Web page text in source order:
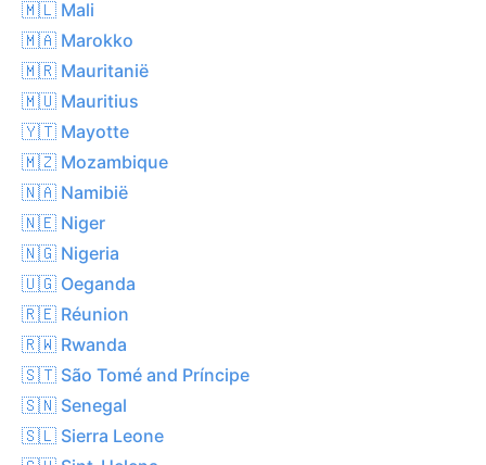
🇲🇱 Mali
🇲🇦 Marokko
🇲🇷 Mauritanië
🇲🇺 Mauritius
🇾🇹 Mayotte
🇲🇿 Mozambique
🇳🇦 Namibië
🇳🇪 Niger
🇳🇬 Nigeria
🇺🇬 Oeganda
🇷🇪 Réunion
🇷🇼 Rwanda
🇸🇹 São Tomé and Príncipe
🇸🇳 Senegal
🇸🇱 Sierra Leone